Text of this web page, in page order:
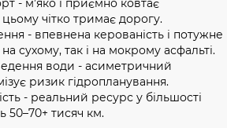
- м’яко і приємно ковтає
цьому чітко тримає дорогу.
- впевнена керованість і потужне
сухому, так і на мокрому асфальті.
води - асиметричний
ризик гідропланування.
- реальний ресурс у більшості
50–70+ тисяч км.